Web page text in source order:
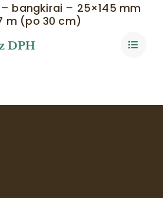
bangkirai – 25×145 mm
m (po 30 cm)
DPH